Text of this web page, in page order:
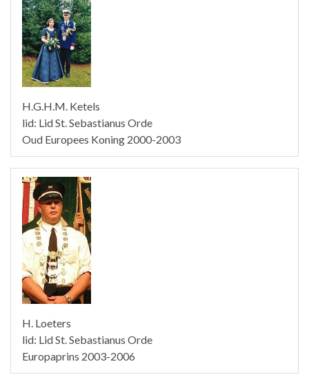
H.G.H.M. Ketels
lid: Lid St. Sebastianus Orde
Oud Europees Koning 2000-2003
H. Loeters
lid: Lid St. Sebastianus Orde
Europaprins 2003-2006